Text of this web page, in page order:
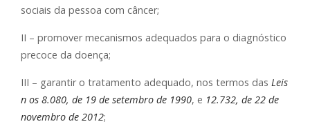
sociais da pessoa com câncer;
II – promover mecanismos adequados para o diagnóstico
precoce da doença;
III – garantir o tratamento adequado, nos termos das Leis
n os 8.080, de 19 de setembro de 1990, e 12.732, de 22 de
novembro de 2012;